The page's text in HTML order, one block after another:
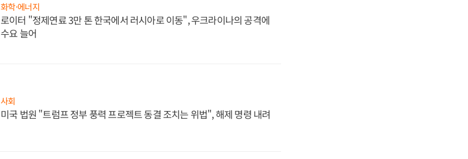
화학·에너지
로이터 "정제연료 3만 톤 한국에서 러시아로 이동", 우크라이나의 공격에
수요 늘어
사회
미국 법원 "트럼프 정부 풍력 프로젝트 동결 조치는 위법", 해제 명령 내려